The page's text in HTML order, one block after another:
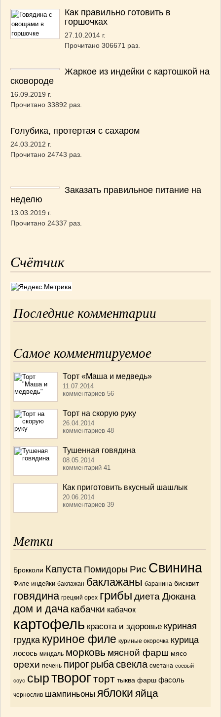
Как правильно готовить в
горшочках
27.10.2014 г.
Прочитано 306671 раз.
Жаркое из индейки с картошкой на
сковороде
16.09.2019 г.
Прочитано 33892 раз.
Голубика, протертая с сахаром
24.03.2012 г.
Прочитано 24743 раз.
Заказать правильное питание на
неделю
13.03.2019 г.
Прочитано 24337 раз.
Счётчик
Последние комментарии
Самое комментируемое
Торт «Маша и медведь»
11.07.2014
комментариев 56
Торт на скорую руку
26.04.2014
комментариев 48
Тушенная говядина
08.05.2014
комментарий 41
Как приготовить вкусный шашлык
20.06.2014
комментариев 39
Метки
Брокколи Капуста Помидоры Рис Свинина
Филе индейки баклажан баклажаны баранина бисквит
говядина грецкий орех грибы диета Дюкана
дом и дача кабачки кабачок
картофель красота и здоровье куриная
грудка куриное филе куриные окорочка курица
лосось миндаль морковь мясной фарш мясо
орехи печень пирог рыба свекла сметана соевый
соус сыртворог торт тыква фарш фасоль
чернослив шампиньоны яблоки яйца